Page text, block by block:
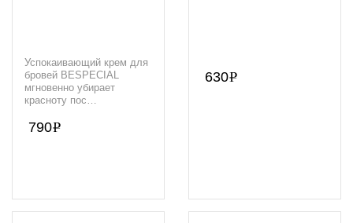
Успокаивающий крем для
бровей BESPECIAL
мгновенно убирает
красноту пос…
790
630